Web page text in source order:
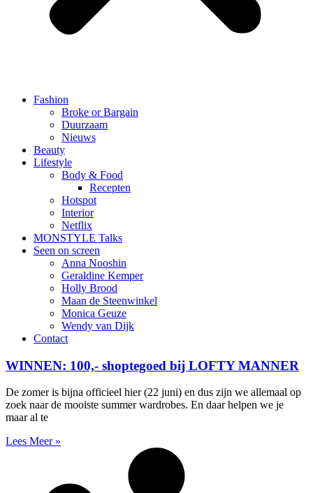
Fashion
Broke or Bargain
Duurzaam
Nieuws
Beauty
Lifestyle
Body & Food
Recepten
Hotspot
Interior
Netflix
MONSTYLE Talks
Seen on screen
Anna Nooshin
Geraldine Kemper
Holly Brood
Maan de Steenwinkel
Monica Geuze
Wendy van Dijk
Contact
WINNEN: 100,- shoptegoed bij LOFTY MANNER
De zomer is bijna officieel hier (22 juni) en dus zijn we allemaal op
zoek naar de mooiste summer wardrobes. En daar helpen we je
maar al te
Lees Meer »